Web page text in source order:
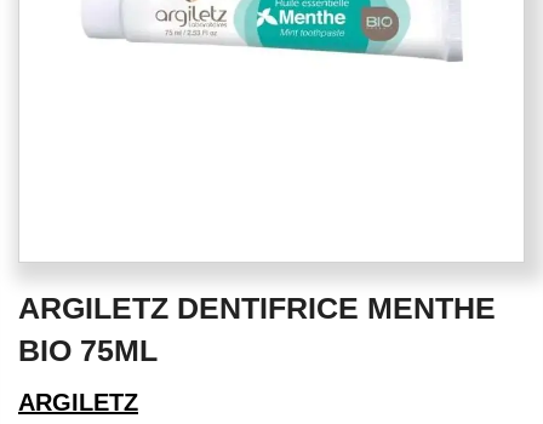
to
beginning
of
ARGILETZ DENTIFRICE MENTHE
BIO 75ML
ARGILETZ